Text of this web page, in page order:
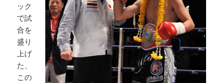
ック
で試
合を
盛り
上げ
た、
この